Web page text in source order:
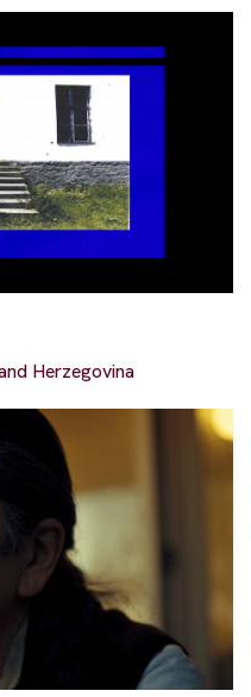
Herzegovina